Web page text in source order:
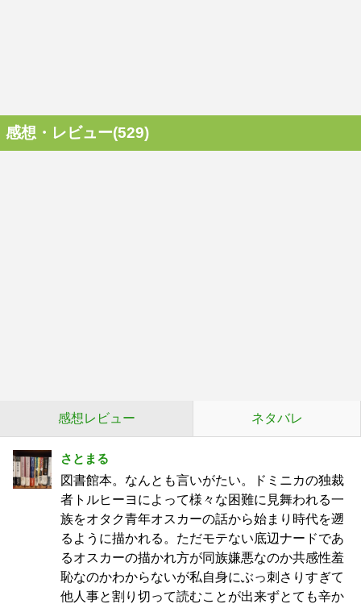
感想・レビュー(529)
感想レビュー ネタバレ
さとまる
図書館本。なんとも言いがたい。ドミニカの独裁
者トルヒーヨによって様々な困難に見舞われる一
族をオタク青年オスカーの話から始まり時代を遡
るように描かれる。ただモテない底辺ナードであ
るオスカーの描かれ方が同族嫌悪なのか共感性羞
恥なのかわからないが私自身にぶっ刺さりすぎて
他人事と割り切って読むことが出来ずとても辛か